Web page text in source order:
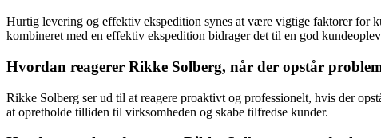
Hurtig levering og effektiv ekspedition synes at være vigtige faktorer for
kombineret med en effektiv ekspedition bidrager det til en god
Hvordan reagerer Rikke Solberg, når der opstår
Rikke Solberg ser ud til at reagere proaktivt og professionelt, hvis der
at opretholde tilliden til virksomheden og skabe tilfredse kunder.